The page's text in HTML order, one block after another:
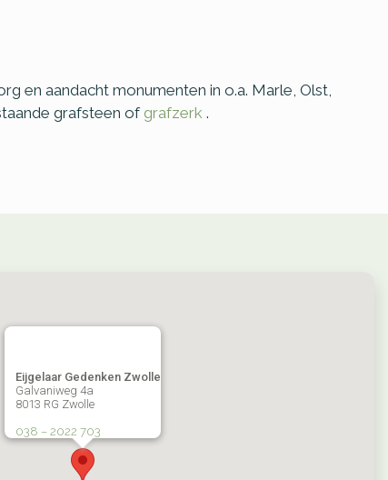
en aandacht monumenten in o.a. Marle, Olst,
grafsteen of grafzerk .
Eijgelaar Gedenken Zwolle
Galvaniweg 4a
8013 RG Zwolle
038 – 2022 703